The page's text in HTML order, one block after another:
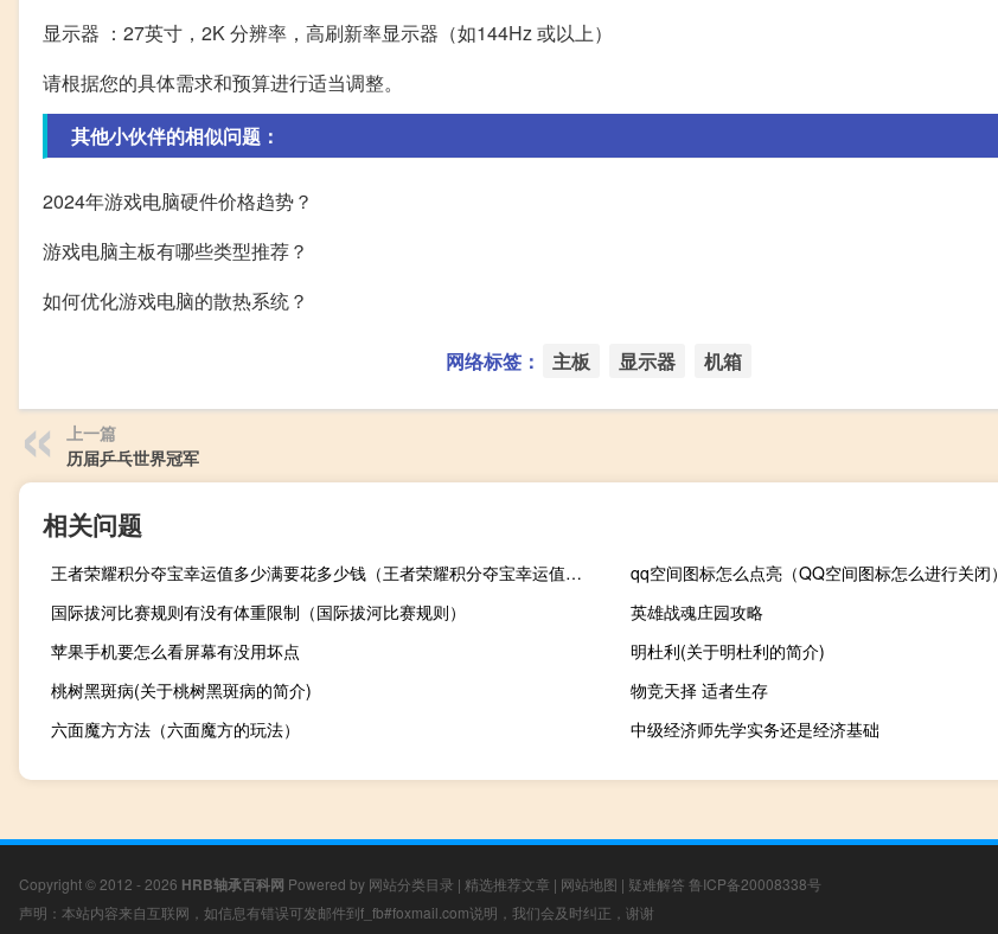
显示器 ：27英寸，2K 分辨率，高刷新率显示器（如144Hz 或以上）
请根据您的具体需求和预算进行适当调整。
其他小伙伴的相似问题：
2024年游戏电脑硬件价格趋势？
游戏电脑主板有哪些类型推荐？
如何优化游戏电脑的散热系统？
网络标签： 主板 显示器 机箱
上一篇
历届乒乓世界冠军
相关问题
王者荣耀积分夺宝幸运值多少满要花多少钱（王者荣耀积分夺宝幸运值多少满）
qq空间图标怎么点亮（QQ空间图标怎么进行关闭）
国际拔河比赛规则有没有体重限制（国际拔河比赛规则）
英雄战魂庄园攻略
苹果手机要怎么看屏幕有没用坏点
明杜利(关于明杜利的简介)
桃树黑斑病(关于桃树黑斑病的简介)
物竞天择 适者生存
六面魔方方法（六面魔方的玩法）
中级经济师先学实务还是经济基础
Copyright © 2012 - 2026 HRB轴承百科网 Powered by 网站分类目录 | 精选推荐文章 | 网站地图 | 疑难解答 鲁ICP备20008338号
声明：本站内容来自互联网，如信息有错误可发邮件到f_fb#foxmail.com说明，我们会及时纠正，谢谢